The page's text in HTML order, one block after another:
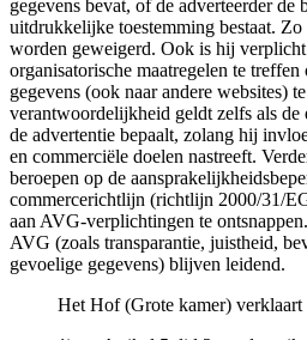
gegevens bevat, of de adverteerder de
uitdrukkelijke toestemming bestaat.
worden geweigerd. Ook is hij verplicht
organisatorische maatregelen te
gegevens (ook naar andere websites)
verantwoordelijkheid geldt zelfs als
de advertentie bepaalt, zolang hij
en commerciële doelen nastreeft.
beroepen op de
commercerichtlijn (richtlijn 2000/31/
aan AVG-verplichtingen te
AVG (zoals transparantie, juistheid,
gevoelige gegevens) blijven leidend.
Het Hof (Grote kamer) verklaart